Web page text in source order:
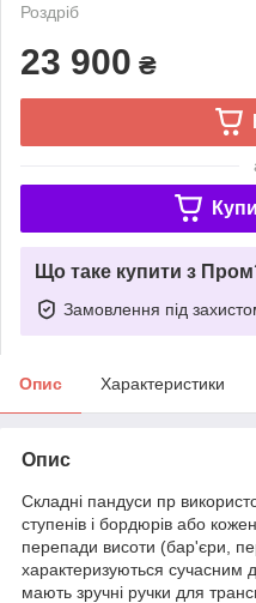
Роздріб
23 900 ₴
Що таке купити з
Замовлення під
Опис Характеристики
Опис
Складні пандуси пр
ступенів і бордюрів або
перепади висоти (бар'єри,
характеризуються сучасним
мають зручні ручки для